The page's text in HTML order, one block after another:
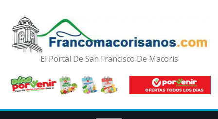
El Portal De San Francisco De Macorís